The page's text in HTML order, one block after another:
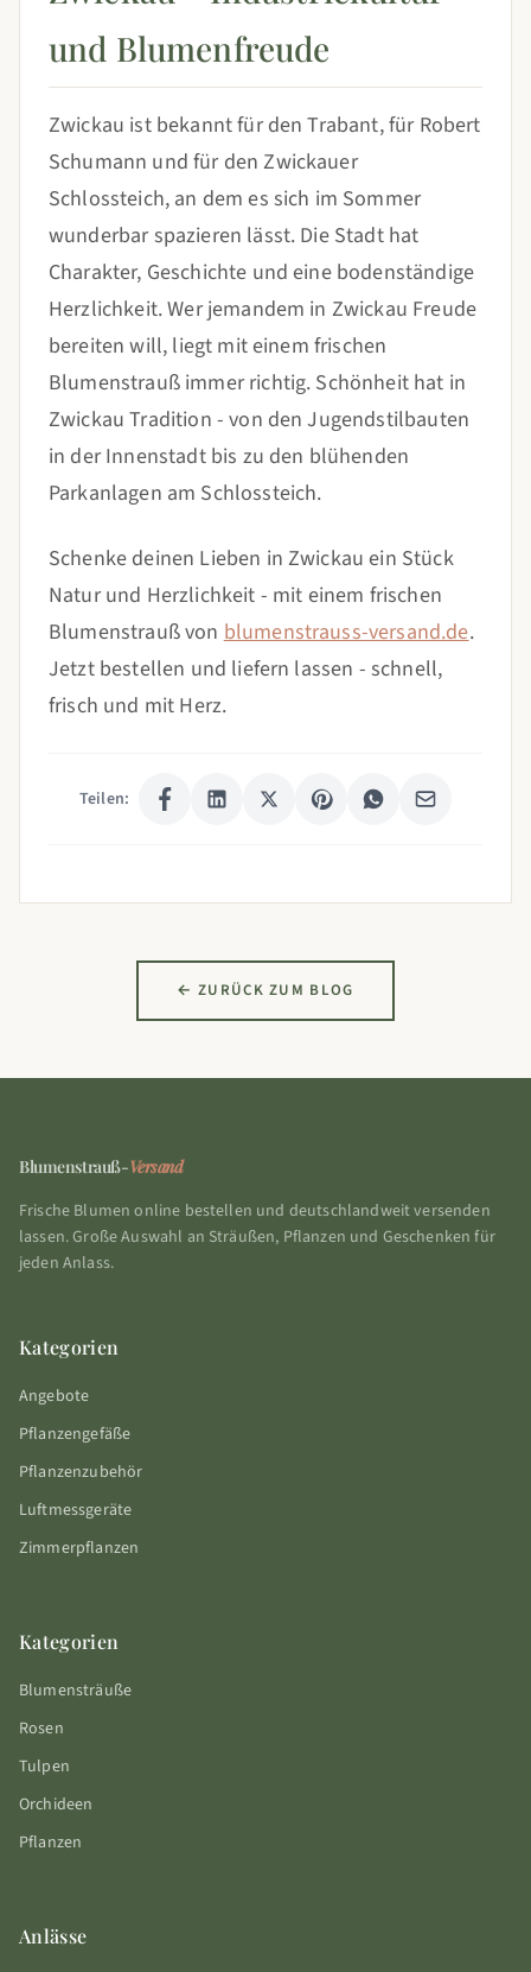
und Blumenfreude
Zwickau ist bekannt für den Trabant, für Robert
Schumann und für den Zwickauer
Schlossteich, an dem es sich im Sommer
wunderbar spazieren lässt. Die Stadt hat
Charakter, Geschichte und eine bodenständige
Herzlichkeit. Wer jemandem in Zwickau Freude
bereiten will, liegt mit einem frischen
Blumenstrauß immer richtig. Schönheit hat in
Zwickau Tradition - von den Jugendstilbauten
in der Innenstadt bis zu den blühenden
Parkanlagen am Schlossteich.
Schenke deinen Lieben in Zwickau ein Stück
Natur und Herzlichkeit - mit einem frischen
Blumenstrauß vonblumenstrauss-versand.de.
Jetzt bestellen und liefern lassen - schnell,
frisch und mit Herz.
Teilen:
← ZURÜCK ZUM BLOG
Blumenstrauß-Versand
Frische Blumen online bestellen und deutschlandweit versenden
lassen. Große Auswahl an Sträußen, Pflanzen und Geschenken für
jeden Anlass.
Kategorien
Angebote
Pflanzengefäße
Pflanzenzubehör
Luftmessgeräte
Zimmerpflanzen
Kategorien
Blumensträuße
Rosen
Tulpen
Orchideen
Pflanzen
Anlässe